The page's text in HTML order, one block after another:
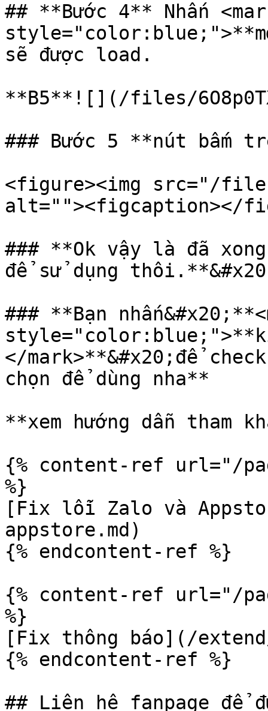
## **Bước 4** Nhấn
sẽ được load.
**B5**![](/files/
### Bước 5 **nút bấm
<figure><img src="/
alt=""><figcaption></
### **Ok vậy là đã
để sử dụng
### **Bạn
</mark>**&#x20;để
chọn để dùng nha**
**xem hướng dẫn tham
{% content-ref url="/
%}
[Fix lỗi Zalo và
appstore.md)
{% endcontent-ref %}
{% content-ref url="/
%}
[Fix thông báo](/
{% endcontent-ref %}
## Liên hệ fanpage để